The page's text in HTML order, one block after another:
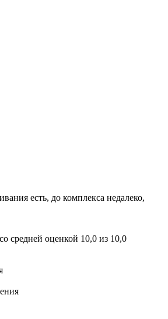
есть, до комплекса недалеко,
средней оценкой 10,0 из 10,0